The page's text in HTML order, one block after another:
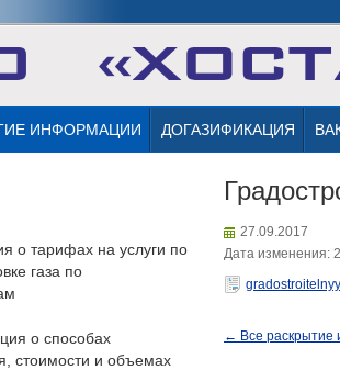
ИНФОРМАЦИИ ДОГАЗИФИКАЦИЯ
о тарифах на услуги по
газа по
о способах
стоимости и объемах
27.09.2017
Дата изменения:
← Все раскрытие